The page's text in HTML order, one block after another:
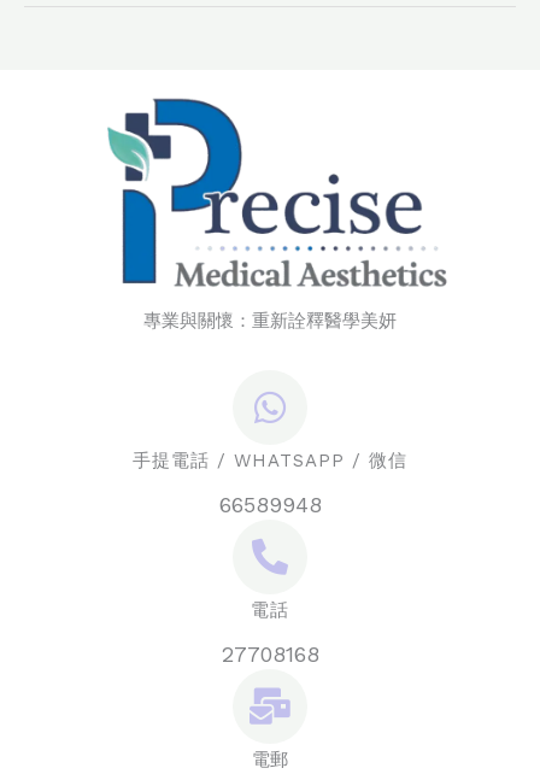
專業與關懷：重新詮釋醫學美妍
手提電話 / WHATSAPP / 微信
66589948
電話
27708168
電郵